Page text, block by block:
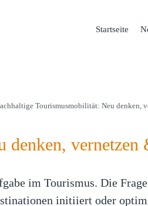
Startseite
Tourismusmobilität: Neu denken,
denken, vernetzen
im Tourismus. Die
initiiert oder